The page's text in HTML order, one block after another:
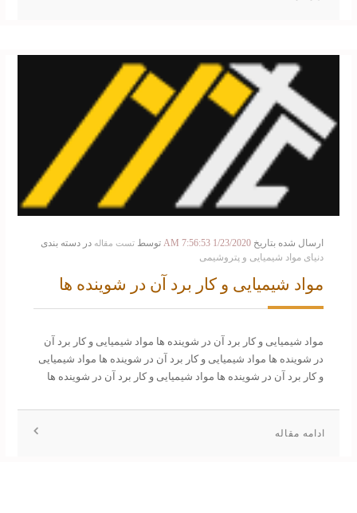
ارسال شده بتاریخ 1/23/2020 7:56:53 AM توسط تست مقاله در دسته بندی
دنیای مواد شیمیایی و پتروشیمی
مواد شیمیایی و کار برد آن در شوینده ها
مواد شیمیایی و کار برد آن در شوینده ها مواد شیمیایی و کار برد آن
در شوینده ها مواد شیمیایی و کار برد آن در شوینده ها مواد شیمیایی
و کار برد آن در شوینده ها مواد شیمیایی و کار برد آن در شوینده ها
ادامه مقاله